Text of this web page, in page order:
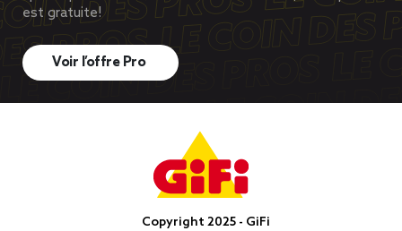
est gratuite!
Voir l’offre Pro
Copyright 2025 - GiFi